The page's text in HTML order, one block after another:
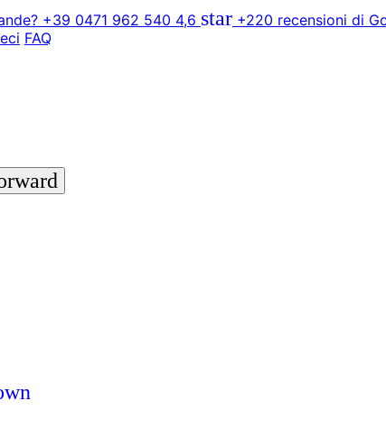
+39 0471 962 540 4,6 star +220 recensioni di
FAQ